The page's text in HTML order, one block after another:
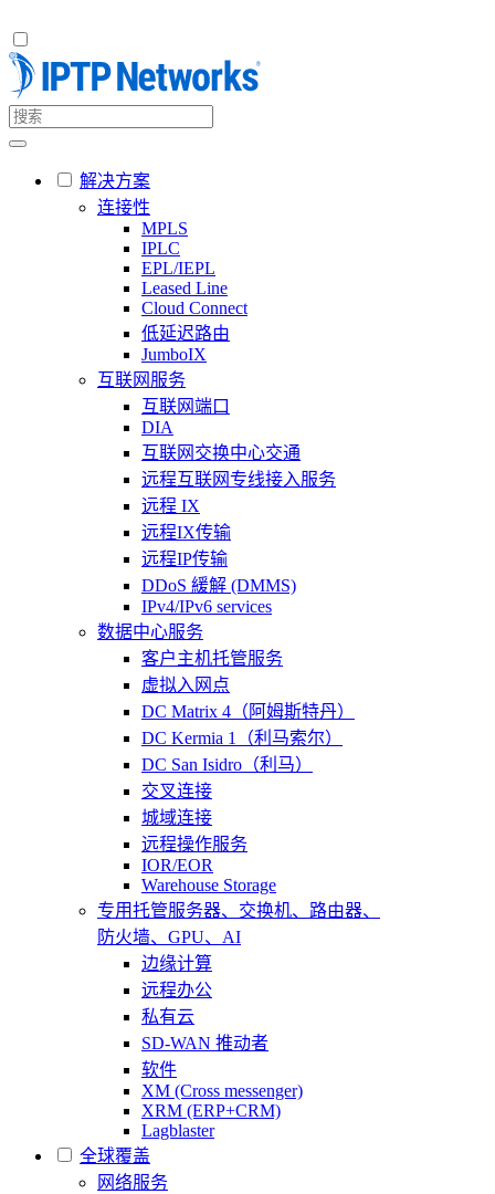
解决方案
连接性
MPLS
IPLC
EPL/IEPL
Leased Line
Cloud Connect
低延迟路由
JumboIX
互联网服务
互联网端口
DIA
互联网交换中心交通
远程互联网专线接入服务
远程 IX
远程IX传输
远程IP传输
DDoS 緩解 (DMMS)
IPv4/IPv6 services
数据中心服务
客户主机托管服务
虚拟入网点
DC Matrix 4（阿姆斯特丹）
DC Kermia 1（利马索尔）
DC San Isidro（利马）
交叉连接
城域连接
远程操作服务
IOR/EOR
Warehouse Storage
专用托管服务器、交换机、路由器、
防火墙、GPU、AI
边缘计算
远程办公
私有云
SD-WAN 推动者
软件
XM (Cross messenger)
XRM (ERP+CRM)
Lagblaster
全球覆盖
网络服务